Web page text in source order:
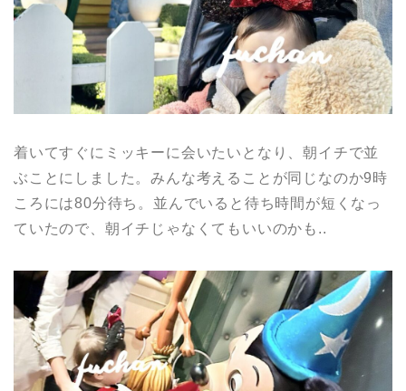
着いてすぐにミッキーに会いたいとなり、朝イチで並
ぶことにしました。みんな考えることが同じなのか9時
ころには80分待ち。並んでいると待ち時間が短くなっ
ていたので、朝イチじゃなくてもいいのかも..